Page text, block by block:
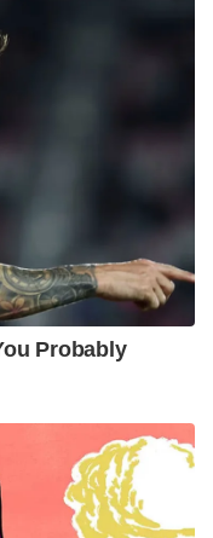
രീതി
അഭ്യർത്ഥിച്ചു. 140
ഏത്
അദ്ദേഹം